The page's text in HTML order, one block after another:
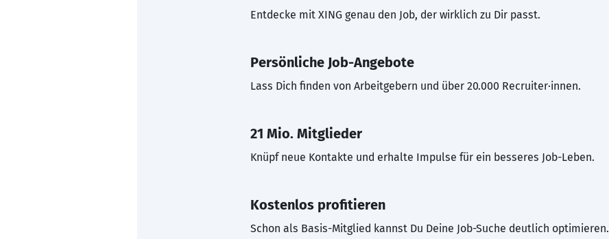
Entdecke mit XING genau den Job, der wirklich zu Dir passt.
Persönliche Job-Angebote
Lass Dich finden von Arbeitgebern und über 20.000 Recruiter·innen.
21 Mio. Mitglieder
Knüpf neue Kontakte und erhalte Impulse für ein besseres Job-Leben.
Kostenlos profitieren
Schon als Basis-Mitglied kannst Du Deine Job-Suche deutlich optimieren.